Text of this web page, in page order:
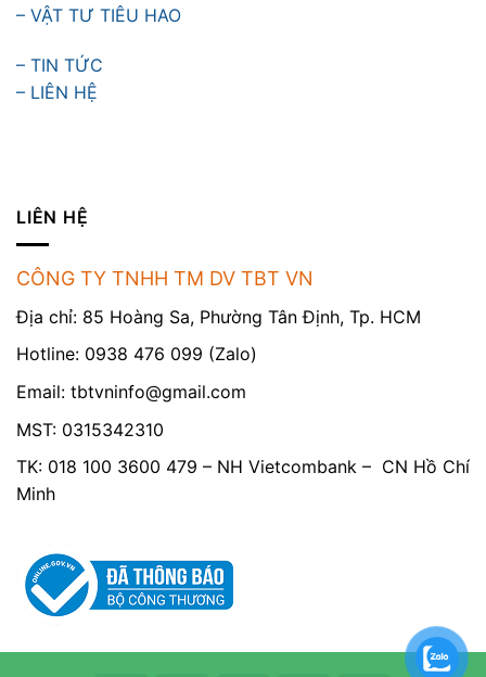
– VẬT TƯ TIÊU HAO
– TIN TỨC
– LIÊN HỆ
LIÊN HỆ
CÔNG TY TNHH TM DV TBT VN
Địa chỉ: 85 Hoàng Sa, Phường Tân Định, Tp. HCM
Hotline: 0938 476 099 (Zalo)
Email: tbtvninfo@gmail.com
MST: 0315342310
TK: 018 100 3600 479 – NH Vietcombank – CN Hồ Chí
Minh